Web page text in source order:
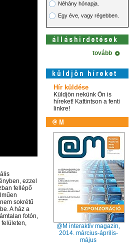
ezzel
fellépő
sokrétű
A ház a
fotón,
Néhány hónapja.
Egy éve, vagy régebben.
tovább
Hír küldése
Küldjön nekünk Ön is
híreket! Kattintson a fenti
linkre!
@M interaktív magazin,
2014. március-április-
május